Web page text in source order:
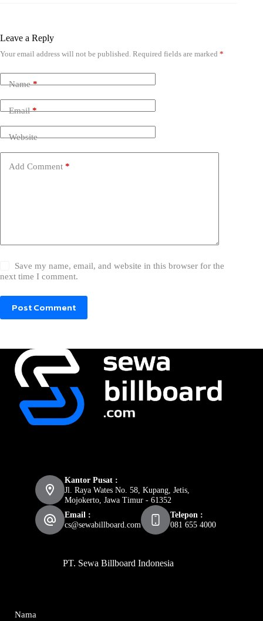
Leave a Reply
Your email address will not be published. Required fields are marked *
Name*
Email*
Website
Add Comment *
Save my name, email, and website in this browser for the
next time I comment.
Post Comment
Kantor Pusat :
Jl. Raya Wates No. 58, Kupang, Jetis,
Mojokerto, Jawa Timur - 61352
Email :
cs@sewabillboard.com
Telepon :
081 655 4000
PT. Sewa Billboard Indonesia
Nama